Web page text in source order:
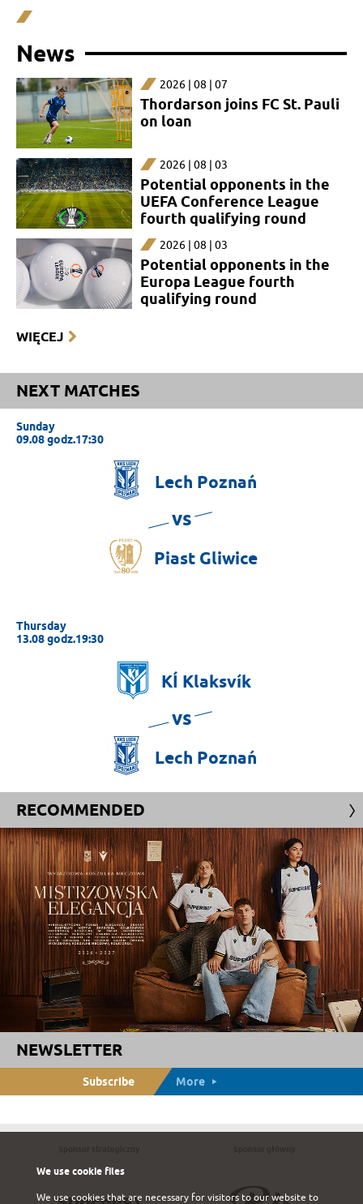
News
2026 | 08 | 07
Thordarson joins FC St. Pauli
on loan
2026 | 08 | 03
Potential opponents in the
UEFA Conference League
fourth qualifying round
2026 | 08 | 03
Potential opponents in the
Europa League fourth
qualifying round
WIĘCEJ
NEXT MATCHES
Sunday
09.08 godz.17:30
Lech Poznań
vs
Piast Gliwice
Thursday
13.08 godz.19:30
KÍ Klaksvík
vs
Lech Poznań
RECOMMENDED
NEWSLETTER
Subscribe More
We use cookie files
We use cookies that are necessary for visitors to our website to